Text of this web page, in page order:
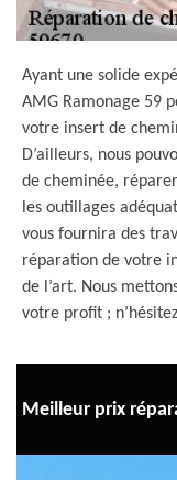
Ayant une solide
AMG Ramonage 59
votre insert de
D’ailleurs, nous
de cheminée,
les outillages
vous fournira des
réparation de votre
de l’art. Nous
votre profit ;
Meilleur prix